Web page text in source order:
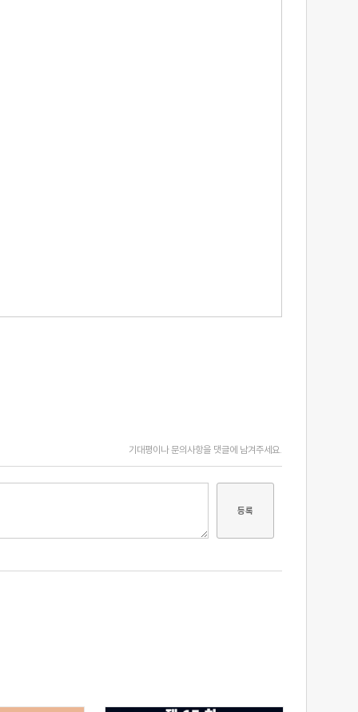
기대평이나 문의사항을 댓글에 남겨주세요.